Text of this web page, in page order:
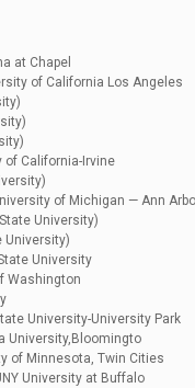
at Chapel
of California Los Angeles
of California-Irvine
of Michigan — Ann
University)
University)
University
Washington
University-University Park
University,Bloomingto
of Minnesota, Twin Cities
University at Buffalo